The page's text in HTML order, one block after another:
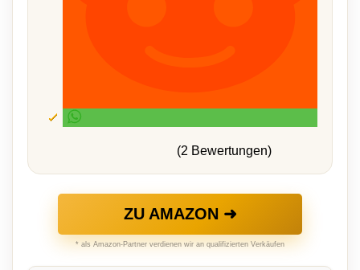
(2 Bewertungen)
ZU AMAZON ➜
* als Amazon-Partner verdienen wir an qualifizierten Verkäufen